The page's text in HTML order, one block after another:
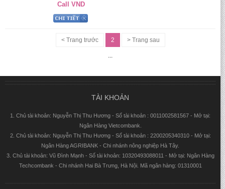
Call VND
< Trang trước 2 > Trang sau
...
TÀI KHOẢN
1. Chủ tài khoản: Nguyễn Thị Thu Hương - Số tài khoản : 0011002581567 - Mở tại:
Ngân Hàng Vietcombank.
2. Chủ tài khoản: Nguyễn Thị Thu Hương - Số tài khoản : 2200205340310 - Mở tại:
Ngân Hàng AGRIBANK - Chi nhánh nông nghiệp Hà Tây.
3. Chủ tài khoản: Vũ Đình Mạnh - Số tài khoản: 10320493088011 - Mở tại: Ngân Hàng
Techcombank - Chi nhánh Hai Bà Trưng, Hà Nội. Mã ngân hàng: 01310001